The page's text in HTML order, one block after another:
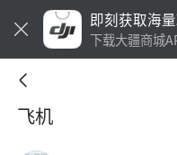
即刻获取海
下载大疆商城
飞机